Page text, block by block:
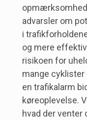
opmærksomhed
advarsler om
i
og mere
risikoen for
mange
en trafikalarm
køreoplevelse.
hvad der venter